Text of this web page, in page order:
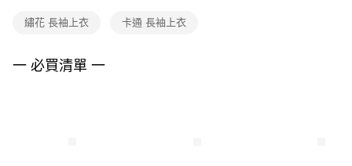
３．未成年的使用者請事先徵得法定代理人或監護人之同意方可使用
４．使用「AFTEE先享後付」時，將依據個別帳號之用戶狀況，依本公司即
繡花 長袖上衣 卡通 長袖上衣
一 必買清單 一